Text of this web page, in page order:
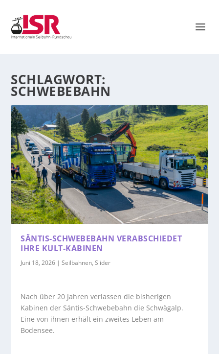
SCHLAGWORT:
SCHWEBEBAHN
SÄNTIS-SCHWEBEBAHN VERABSCHIEDET
IHRE KULT-KABINEN
Juni 18, 2026 |Seilbahnen,Slider
Nach über 20 Jahren verlassen die bisherigen
Kabinen der Säntis-Schwebebahn die Schwägalp.
Eine von ihnen erhält ein zweites Leben am
Bodensee.